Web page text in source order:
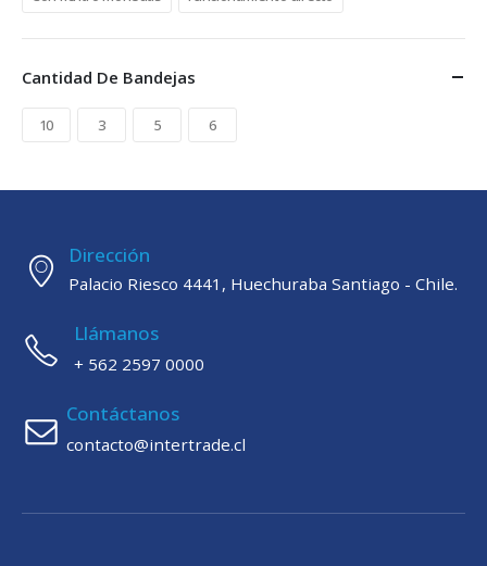
Cantidad De Bandejas
10 3 5 6
Dirección
Palacio Riesco 4441, Huechuraba Santiago - Chile.
Llámanos
+ 562 2597 0000
Contáctanos
contacto@intertrade.cl